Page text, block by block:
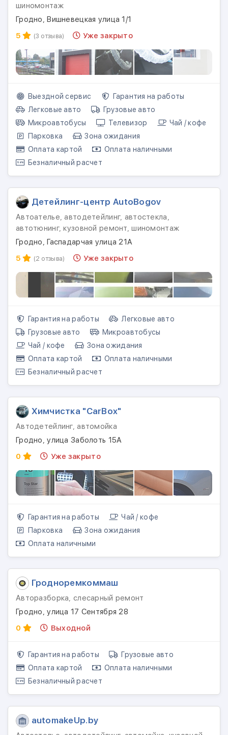
шиномонтаж
Гродно, Вишневецкая улица 1/1
5
(3 отзыва) Уже закрыто
Выездной сервис
Гарантия на работы
Легковые авто
Грузовые авто
Микроавтобусы
Телевизор
Чай / кофе
Парковка
Зона ожидания
Оплата картой
Оплата наличными
Безналичный расчет
Детейлинг-центр AutoBogov
Автоателье, автодетейлинг, автостекла,
автотюнинг, кузовной ремонт, шиномонтаж
Гродно, Гаспадарчая улица 21А
5
(2 отзыва) Уже закрыто
Гарантия на работы
Легковые авто
Грузовые авто
Микроавтобусы
Чай / кофе
Зона ожидания
Оплата картой
Оплата наличными
Безналичный расчет
Химчистка "CarBox"
Автодетейлинг, автомойка
Гродно, улица Заболоть 15А
0
Уже закрыто
Гарантия на работы
Чай / кофе
Парковка
Зона ожидания
Оплата наличными
Гродноремкоммаш
Авторазборка, слесарный ремонт
Гродно, улица 17 Сентября 28
0
Выходной
Гарантия на работы
Грузовые авто
Оплата картой
Оплата наличными
Безналичный расчет
automakeUp.by